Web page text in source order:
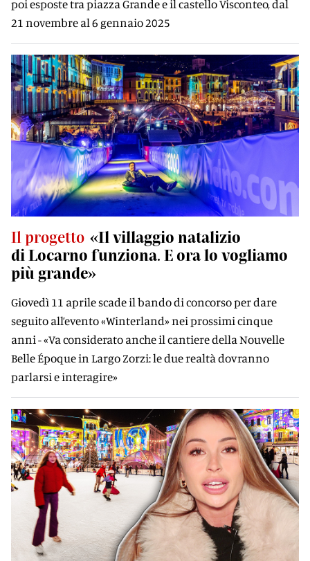
poi esposte tra piazza Grande e il castello Visconteo, dal
21 novembre al 6 gennaio 2025
Il progetto «Il villaggio natalizio
di Locarno funziona. E ora lo vogliamo
più grande»
Giovedì 11 aprile scade il bando di concorso per dare
seguito all’evento «Winterland» nei prossimi cinque
anni - «Va considerato anche il cantiere della Nouvelle
Belle Époque in Largo Zorzi: le due realtà dovranno
parlarsi e interagire»